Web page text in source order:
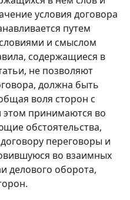
условия договора
путем
и смыслом
содержащиеся в
не позволяют
должна быть
воля сторон с
этом принимаются во
обстоятельства,
переговоры и
во взаимных
делового оборота,